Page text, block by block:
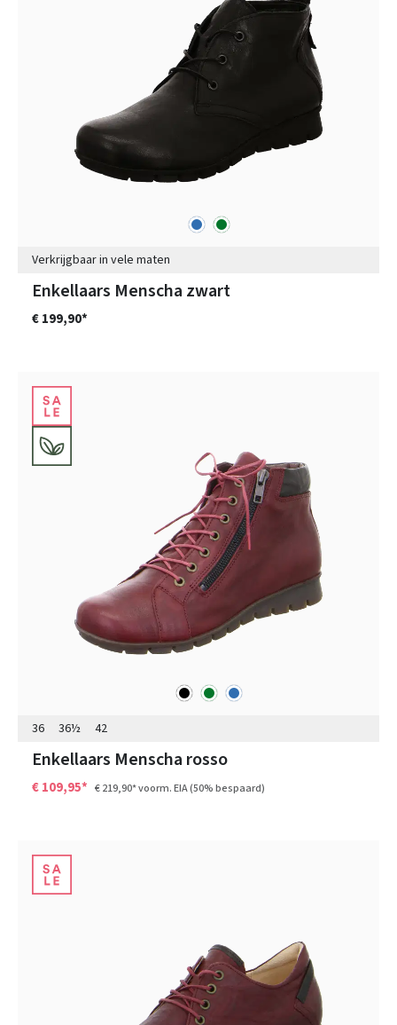
blauwgroen
Verkrijgbaar in vele maten
Enkellaars Menscha zwart
€ 199,90*
zwartgroenblauw
36 36½ 42
Enkellaars Menscha rosso
€ 109,95* € 219,90*voorm. EIA(50% bespaard)